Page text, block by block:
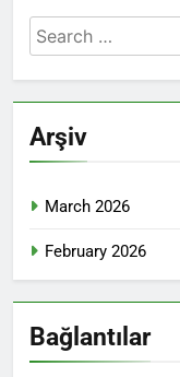
Search
for:
Arşiv
March 2026
February 2026
Bağlantılar